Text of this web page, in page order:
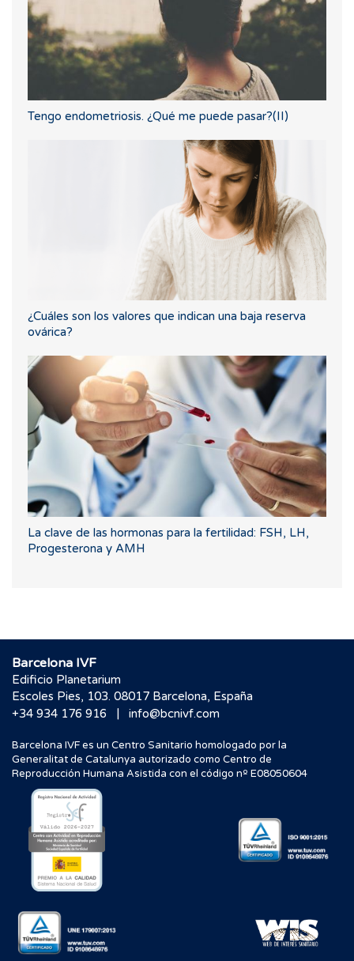
Tengo endometriosis. ¿Qué me puede pasar?(II)
¿Cuáles son los valores que indican una baja reserva
ovárica?
La clave de las hormonas para la fertilidad: FSH, LH,
Progesterona y AMH
Barcelona IVF
Edificio Planetarium
Escoles Pies, 103. 08017 Barcelona, España
+34 934 176 916
| info@bcnivf.com
Barcelona IVF es un Centro Sanitario homologado por la
Generalitat de Catalunya autorizado como Centro de
Reproducción Humana Asistida con el código nº E08050604